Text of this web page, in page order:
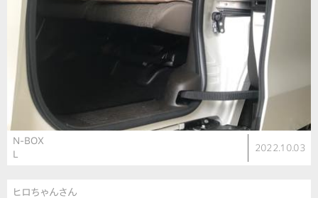
N-BOX
2022.10.03
ヒロちゃんさん